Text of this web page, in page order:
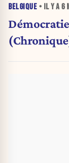
BELGIQUE • IL Y A 6